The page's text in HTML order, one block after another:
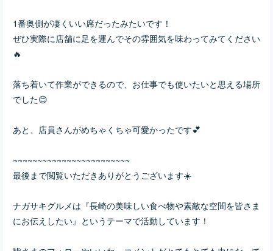
1番奥側が凄くいい席だったみたいです！
ぜひ実際に店舗に足を運んでその雰囲気を味わってみてください
🔥
落ち着いて作業ができるので、お仕事でも使いたいと思える場所
でした😊
あと、店員さんがめちゃくちゃ可愛かったです💕
~~~~~~~~~~~~~~~~~~~~~~~~
最後まで閲覧いただきありがとうございます☀️
ナガサキグルメは『長崎の美味しい食べ物や素敵な空間を皆さま
にお伝えしたい』というテーマで活動しています！